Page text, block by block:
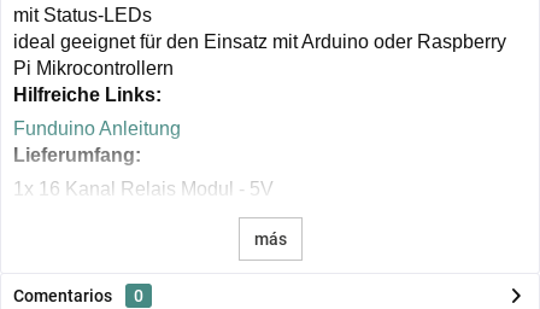
mit Status-LEDs
ideal geeignet für den Einsatz mit Arduino oder Raspberry
Pi Mikrocontrollern
Hilfreiche Links:
Funduino Anleitung
Lieferumfang:
1x 16 Kanal Relais Modul - 5V
más
Comentarios
0